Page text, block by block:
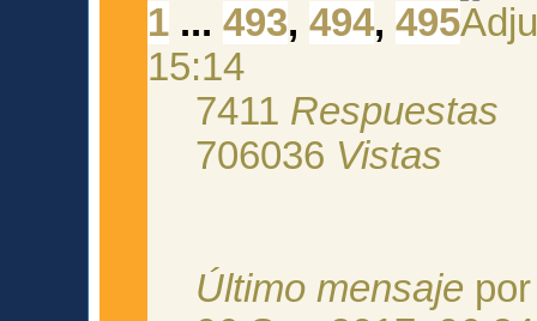
1 ...493,494,495
15:14
7411 Respuestas
706036 Vistas
Último mensaje